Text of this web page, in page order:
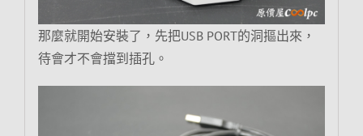
那麼就開始安裝了，先把USB PORT的洞摳出來，
待會才不會擋到插孔。